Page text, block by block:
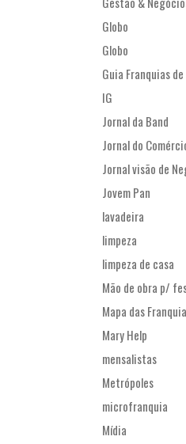
Globo
Globo
Guia Franquias
IG
Jornal da Band
Jornal do
Jornal visão de
Jovem Pan
lavadeira
limpeza
limpeza de casa
Mão de obra p/
Mapa das
Mary Help
mensalistas
Metrópoles
microfranquia
Mídia